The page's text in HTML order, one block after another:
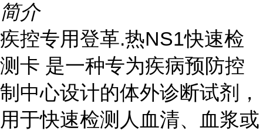
简介
疾控专用登革.热NS1快速检
测卡 是一种专为疾病预防控
制中心设计的体外诊断试剂，
用于快速检测人血清、血浆或